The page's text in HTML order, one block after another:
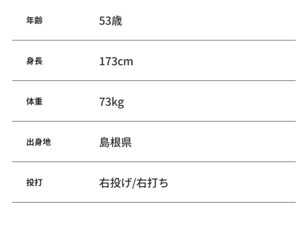
年齢 53歳
身長 173cm
体重 73kg
出身地 島根県
投打 右投げ/右打ち